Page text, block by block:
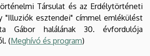
Társulat és az Erdélytörténeti
"Illuziók esztendei" címmel emlékülést
Gábor halálának 30. évfordulója
(Meghívó és program)